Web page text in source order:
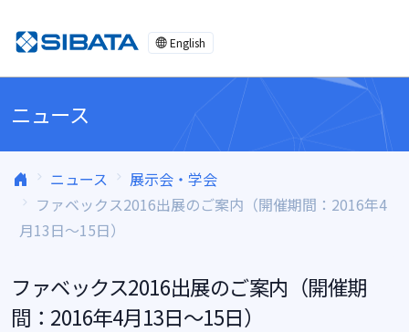
English
ニュース
ニュース
展示会・学会
ファベックス2016出展のご案内（開催期間：2016年4
月13日～15日）
ファベックス2016出展のご案内（開催期
間：2016年4月13日～15日）